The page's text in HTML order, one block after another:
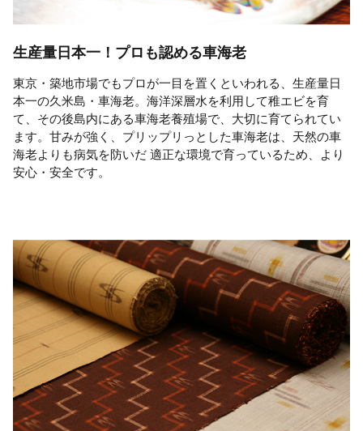
生産量日本一！プロも認める車海老
東京・築地市場でもプロが一目を置くといわれる、生産量日
本一の久米島・車海老。海洋深層水を利用して稚エビを育
て、その後島内にある車海老養殖場で、大切に育てられてい
ます。甘みが強く、プリップリっとした車海老は、天然の車
海老よりも病気を防いだ 適正な環境で育っているため、より
安心・安全です。